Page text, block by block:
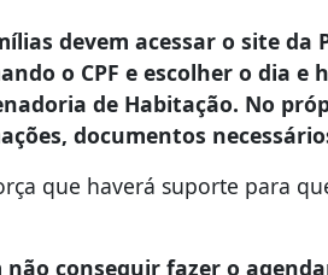
devem acessar o site
o CPF e escolher o dia
de Habitação. No
documentos
que haverá suporte para
não conseguir fazer o